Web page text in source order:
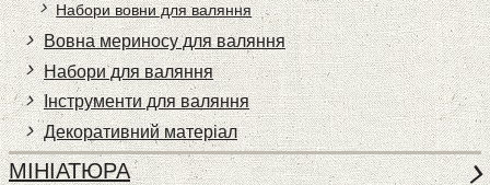
Набори вовни для валяння
Вовна мериносу для валяння
Набори для валяння
Інструменти для валяння
Декоративний матеріал
МІНІАТЮРА